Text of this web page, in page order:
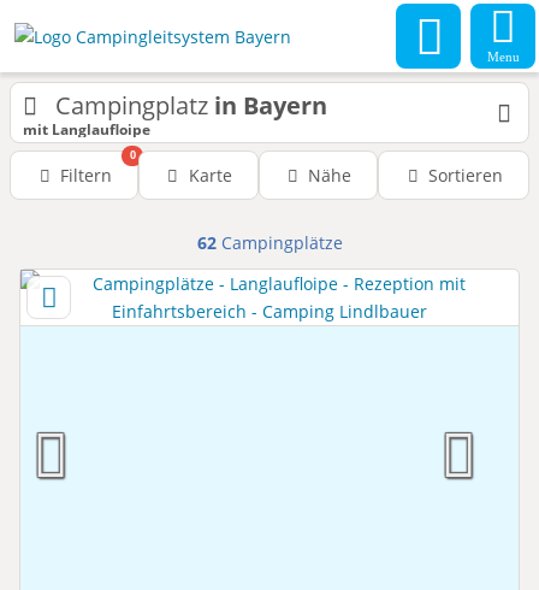
Menu
Campingplatz in Bayern
mit Langlaufloipe
Filtern
0
Karte Nähe Sortieren
62Campingplätze